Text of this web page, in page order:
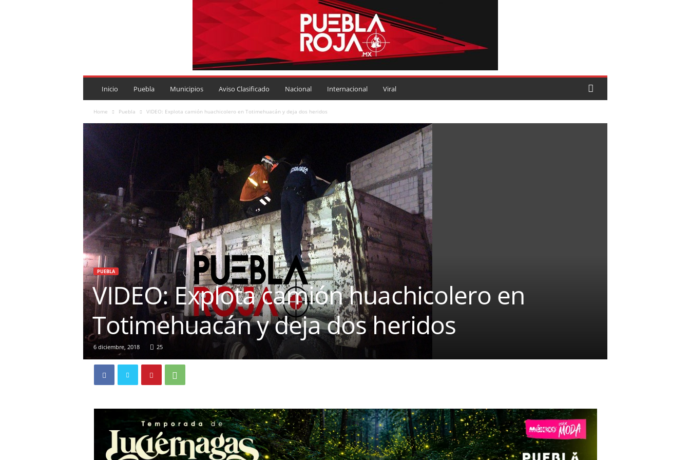
P
A
O
A
.
M
Inicio Puebla Municipios Aviso Clasificado Nacional Internacional Viral
Home Puebla VIDEO: Explota camión huachicolero en Totimehuacán y deja dos heridos
PUEBLA
VIDEO: Explota camión huachicolero en
Totimehuacán y deja dos heridos
6 diciembre, 2018 25